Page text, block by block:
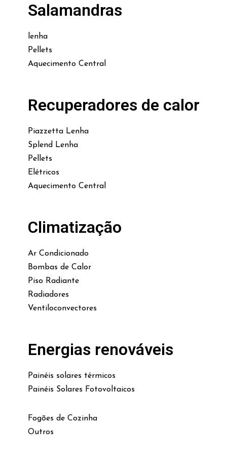
Salamandras
lenha
Pellets
Aquecimento Central
Recuperadores de calor
Piazzetta Lenha
Splend Lenha
Pellets
Elétricos
Aquecimento Central
Climatização
Ar Condicionado
Bombas de Calor
Piso Radiante
Radiadores
Ventiloconvectores
Energias renováveis
Painéis solares térmicos
Painéis Solares Fotovoltaicos
Fogões de Cozinha
Outros